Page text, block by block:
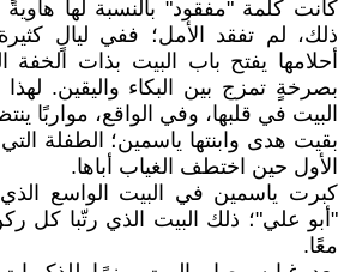
كانت كلمة "مفقود" بالنسبة لها
ذلك، لم تفقد الأمل؛ ففي ليالٍ
أحلامها يفتح باب البيت بذات الخفة
بصرخةٍ تمزج بين البكاء واليقين.
البيت في قلبها، وفي الواقع، مواربًا
بقيت هدى وابنتها ياسمين؛ الطفلة
الأول حين اختطف الغياب أباها.
كبرت ياسمين في البيت الواسع الذي
"أبو علي"؛ ذلك البيت الذي رتّبا كل
معًا.